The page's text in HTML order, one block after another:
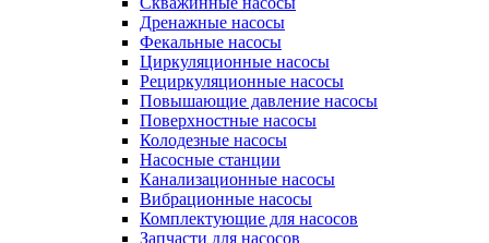
Дренажные насосы
Фекальные насосы
Циркуляционные насосы
Рециркуляционные насосы
Повышающие давление насосы
Поверхностные насосы
Колодезные насосы
Насосные станции
Канализационные насосы
Вибрационные насосы
Комплектующие для насосов
Запчасти для насосов